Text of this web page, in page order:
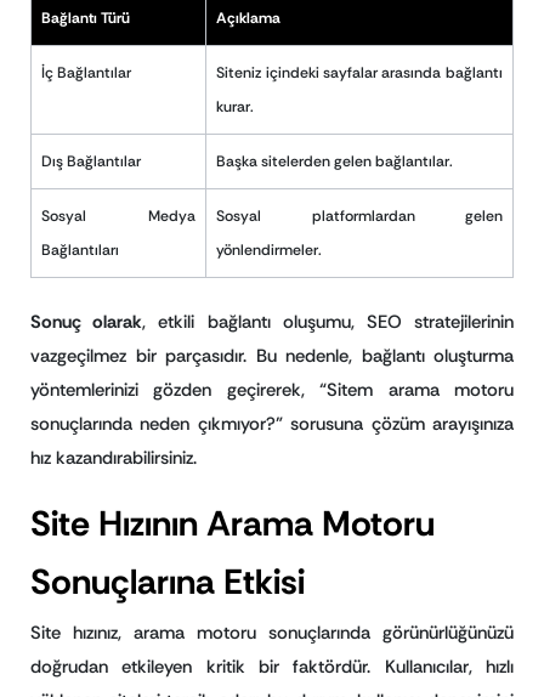
Bağlantı Türü Açıklama
İç Bağlantılar
Siteniz içindeki sayfalar arasında bağlantı
kurar.
Dış Bağlantılar Başka sitelerden gelen bağlantılar.
Sosyal Medya
Bağlantıları
Sosyal platformlardan gelen
yönlendirmeler.
Sonuç olarak, etkili bağlantı oluşumu, SEO stratejilerinin
vazgeçilmez bir parçasıdır. Bu nedenle, bağlantı oluşturma
yöntemlerinizi gözden geçirerek, “Sitem arama motoru
sonuçlarında neden çıkmıyor?” sorusuna çözüm arayışınıza
hız kazandırabilirsiniz.
Site Hızının Arama Motoru
Sonuçlarına Etkisi
Site hızınız, arama motoru sonuçlarında görünürlüğünüzü
doğrudan etkileyen kritik bir faktördür. Kullanıcılar, hızlı